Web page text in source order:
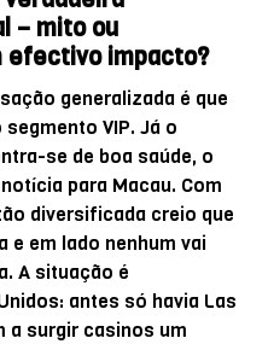
– mito ou
efectivo impacto?
generalizada é que
VIP. Já o
se de boa saúde, o
para Macau. Com
diversificada creio que
e em lado nenhum vai
A situação é
antes só havia Las
a surgir casinos um